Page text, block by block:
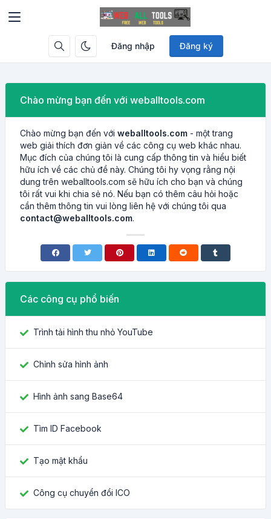
Đăng nhập Đăng ký
Chào mừng bạn đến với weballtools.com
Chào mừng bạn đến với weballtools.com - một trang
web giải thích đơn giản về các công cụ web khác nhau.
Mục đích của chúng tôi là cung cấp thông tin và hiểu biết
hữu ích về các chủ đề này. Chúng tôi hy vọng rằng nội
dung trên weballtools.com sẽ hữu ích cho bạn và chúng
tôi rất vui khi chia sẻ nó. Nếu bạn có thêm câu hỏi hoặc
cần thêm thông tin vui lòng liên hệ với chúng tôi qua
contact@weballtools.com.
Các công cụ phổ biến
Trình tải hình thu nhỏ YouTube
Chỉnh sửa hình ảnh
Hình ảnh sang Base64
Tìm ID Facebook
Tạo mật khẩu
Công cụ chuyển đổi ICO